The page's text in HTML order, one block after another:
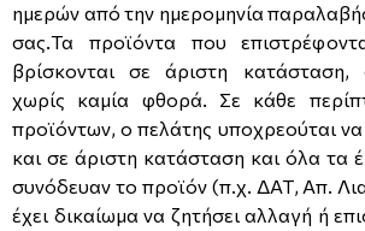
ημερών από την ημερομηνία
σας.Τα προϊόντα που
βρίσκονται σε άριστη κατάσταση,
χωρίς καμία φθορά. Σε κάθε
προϊόντων, ο πελάτης υποχρεούται να
και σε άριστη κατάσταση και όλα τα
συνόδευαν το προϊόν (π.χ. ΔΑΤ, Απ.
έχει δικαίωμα να ζητήσει αλλαγή ή